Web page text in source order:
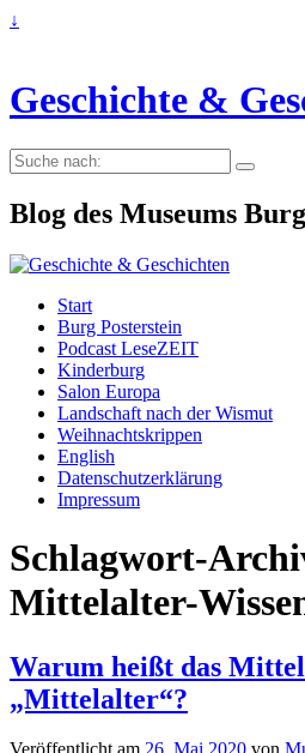
↓
Geschichte &
Suche
nach:
Blog des Museums
Start
Burg Posterstein
Podcast LeseZEIT
Kinderburg
Salon Europa
Landschaft nach der Wismut
Weihnachtskrippen
English
Datenschutzerklärung
Impressum
Schlagwort-
Mittelalter-
Warum heißt das
„Mittelalter“?